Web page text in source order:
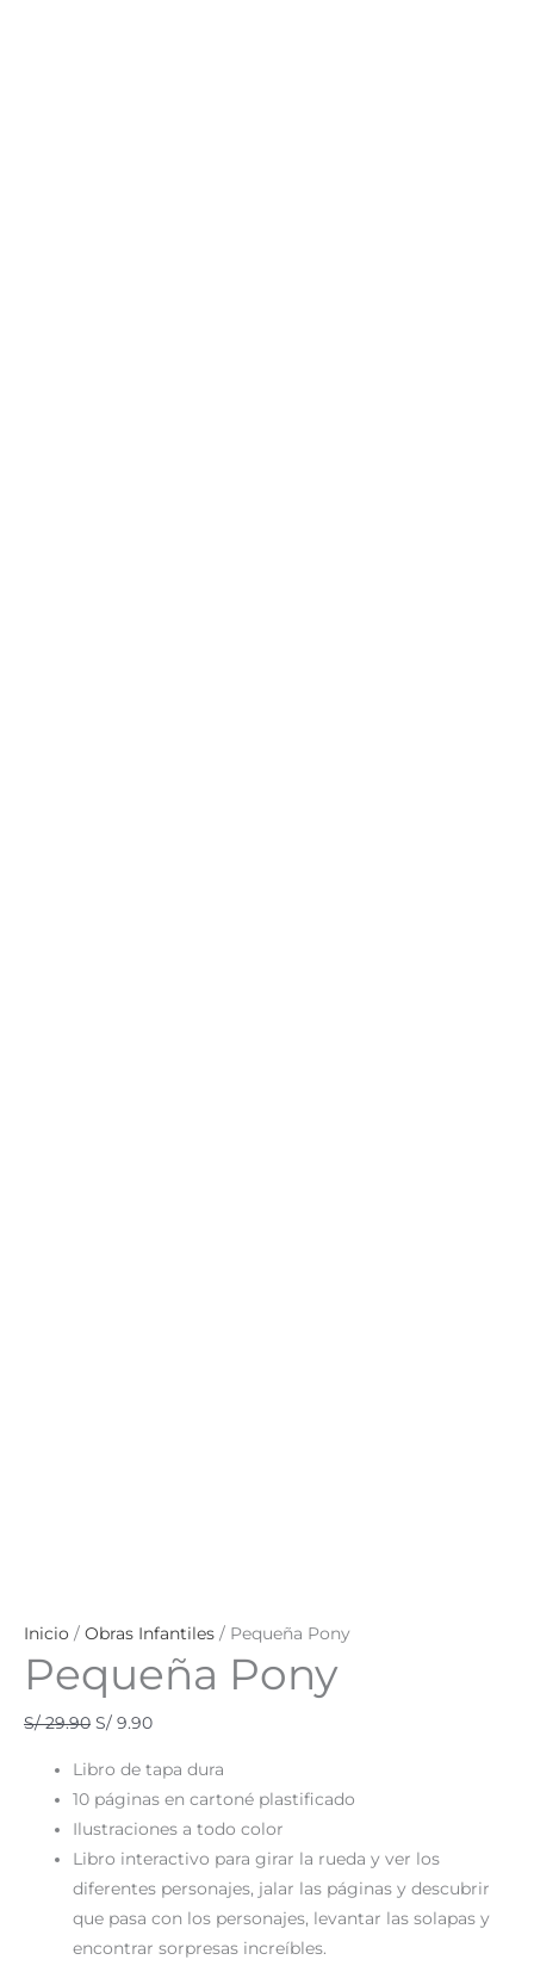
Inicio / Obras Infantiles / Pequeña Pony
Pequeña Pony
S/29.90 S/ 9.90
Libro de tapa dura
10 páginas en cartoné plastificado
Ilustraciones a todo color
Libro interactivo para girar la rueda y ver los
diferentes personajes, jalar las páginas y descubrir
que pasa con los personajes, levantar las solapas y
encontrar sorpresas increíbles.